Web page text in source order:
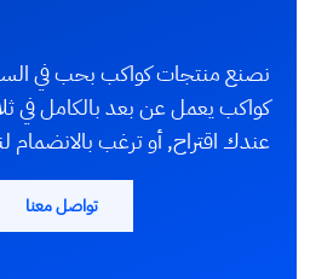
نصنع منتجات كواكب بحب في
كواكب يعمل عن بعد بالكامل في
عندك اقتراح, أو ترغب بالانضمام
تواصل معنا